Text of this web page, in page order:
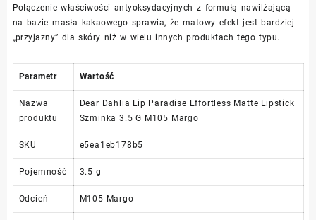
Połączenie właściwości antyoksydacyjnych z formułą nawilżającą
na bazie masła kakaowego sprawia, że matowy efekt jest bardziej
„przyjazny” dla skóry niż w wielu innych produktach tego typu.
Parametr Wartość
Nazwa
produktu
Dear Dahlia Lip Paradise Effortless Matte Lipstick
Szminka 3.5 G M105 Margo
SKU e5ea1eb178b5
Pojemność 3.5 g
Odcień M105 Margo